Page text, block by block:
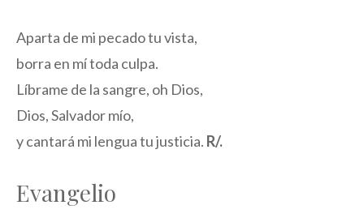
Aparta de mi pecado tu vista,
borra en mí toda culpa.
Líbrame de la sangre, oh Dios,
Dios, Salvador mío,
y cantará mi lengua tu justicia. R/.
Evangelio